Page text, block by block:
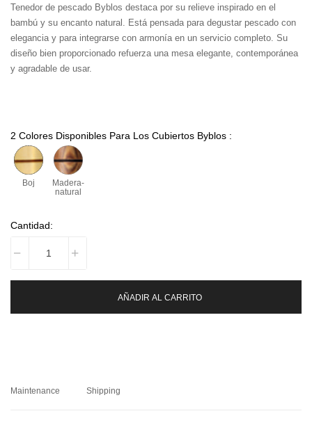
Tenedor de pescado Byblos destaca por su relieve inspirado en el
bambú y su encanto natural. Está pensada para degustar pescado con
elegancia y para integrarse con armonía en un servicio completo. Su
diseño bien proporcionado refuerza una mesa elegante, contemporánea
y agradable de usar.
2 Colores Disponibles Para Los Cubiertos Byblos :
Boj
Madera-
natural
Cantidad:
AÑADIR AL CARRITO
Maintenance Shipping